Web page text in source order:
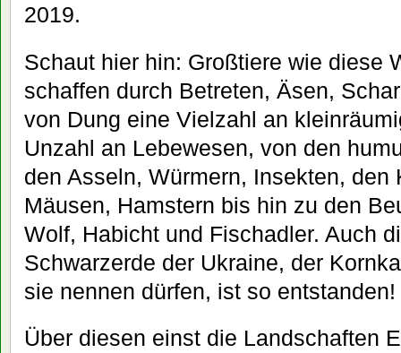
2019.
Schaut hier hin: Großtiere wie diese
schaffen durch Betreten, Äsen,
von Dung eine Vielzahl an
Unzahl an Lebewesen, von den
den Asseln, Würmern, Insekten, den
Mäusen, Hamstern bis hin zu den
Wolf, Habicht und Fischadler. Auch
Schwarzerde der Ukraine, der
sie nennen dürfen, ist so entstanden!
Über diesen einst die Landschaften